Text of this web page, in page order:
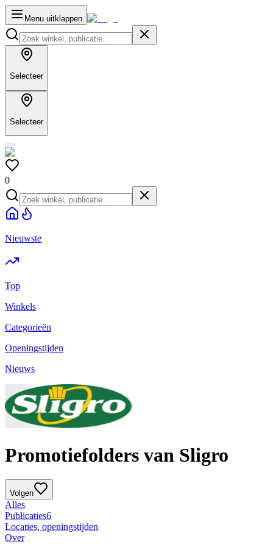
Menu uitklappen
Selecteer
Selecteer
0
Nieuwste
Top
Winkels
Categorieën
Openingstijden
Nieuws
Promotiefolders van Sligro
Volgen
Alles
Publicaties6
Locaties, openingstijden
Over